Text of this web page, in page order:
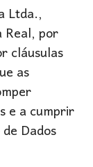
Ltda.,
por
cláusulas
as
e a cumprir
Dados